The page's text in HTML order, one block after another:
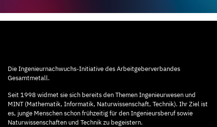
Die Ingenieurnachwuchs-Initiative des Arbeitgeberverbandes
Gesamtmetall.
Seit 1998 widmet sie sich bereits den Themen Ingenieurwesen und
MINT (Mathematik, Informatik, Naturwissenschaft, Technik). Ihr Ziel ist
es, junge Menschen schon frühzeitig für den Ingenieursberuf sowie
Naturwissenschaften und Technik zu begeistern.